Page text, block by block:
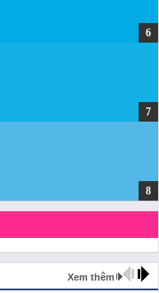
Xem thêm